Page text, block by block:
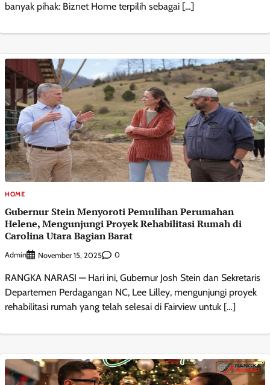
banyak pihak: Biznet Home terpilih sebagai […]
HOME
Gubernur Stein Menyoroti Pemulihan Perumahan
Helene, Mengunjungi Proyek Rehabilitasi Rumah di
Carolina Utara Bagian Barat
Admin November 15, 2025 0
RANGKA NARASI — Hari ini, Gubernur Josh Stein dan Sekretaris
Departemen Perdagangan NC, Lee Lilley, mengunjungi proyek
rehabilitasi rumah yang telah selesai di Fairview untuk […]